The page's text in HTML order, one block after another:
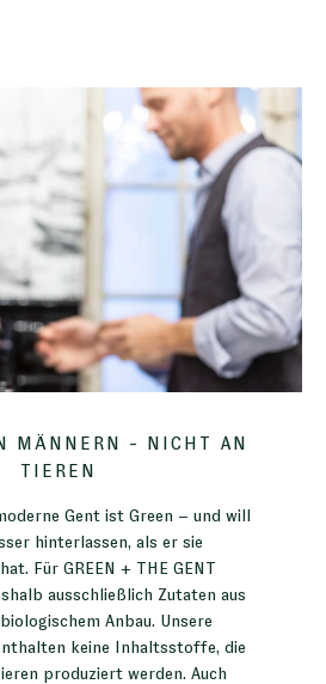
MÄNNERN - NICHT AN
TIEREN
Gent ist Green – und will
hinterlassen, als er sie
Für GREEN + THE GENT
ausschließlich Zutaten aus
Anbau. Unsere
keine Inhaltsstoffe, die
produziert werden. Auch